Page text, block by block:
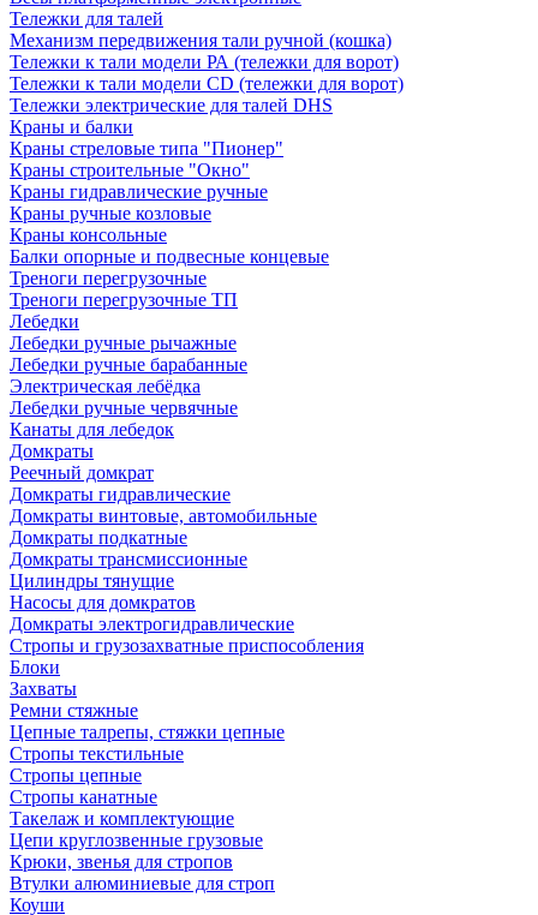
Тележки для талей
Механизм передвижения тали ручной (кошка)
Тележки к тали модели РА (тележки для ворот)
Тележки к тали модели CD (тележки для ворот)
Тележки электрические для талей DHS
Краны и балки
Краны стреловые типа "Пионер"
Краны строительные "Окно"
Краны гидравлические ручные
Краны ручные козловые
Краны консольные
Балки опорные и подвесные концевые
Треноги перегрузочные
Треноги перегрузочные ТП
Лебедки
Лебедки ручные рычажные
Лебедки ручные барабанные
Электрическая лебёдка
Лебедки ручные червячные
Канаты для лебедок
Домкраты
Реечный домкрат
Домкраты гидравлические
Домкраты винтовые, автомобильные
Домкраты подкатные
Домкраты трансмиссионные
Цилиндры тянущие
Насосы для домкратов
Домкраты электрогидравлические
Стропы и грузозахватные приспособления
Блоки
Захваты
Ремни стяжные
Цепные талрепы, стяжки цепные
Стропы текстильные
Стропы цепные
Стропы канатные
Такелаж и комплектующие
Цепи круглозвенные грузовые
Крюки, звенья для стропов
Втулки алюминиевые для строп
Коуши